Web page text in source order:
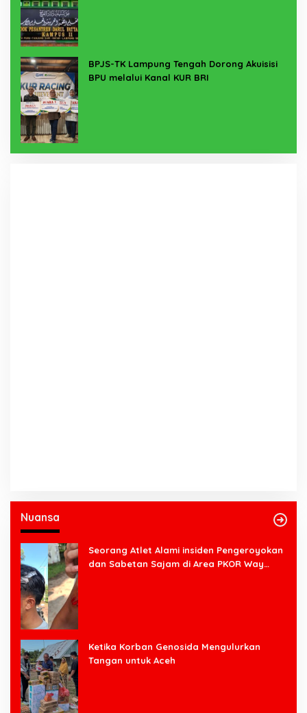
BPJS-TK Lampung Tengah Dorong Akuisisi
BPU melalui Kanal KUR BRI
Nuansa
Seorang Atlet Alami insiden Pengeroyokan
dan Sabetan Sajam di Area PKOR Way
Ketika Korban Genosida Mengulurkan
Tangan untuk Aceh